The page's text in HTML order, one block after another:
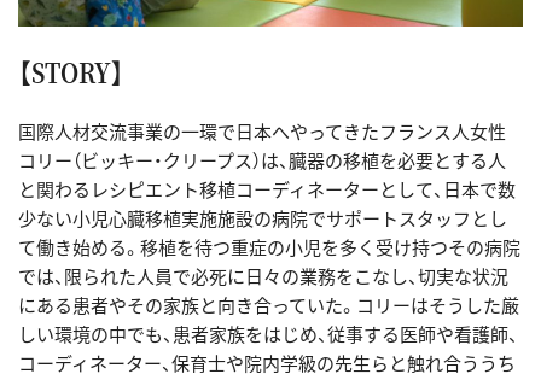
【STORY】
国際人材交流事業の一環で日本へやってきたフランス人女性
コリー（ビッキー・クリープス）は、臓器の移植を必要とする人
と関わるレシピエント移植コーディネーターとして、日本で数
少ない小児心臓移植実施施設の病院でサポートスタッフとし
て働き始める。移植を待つ重症の小児を多く受け持つその病院
では、限られた人員で必死に日々の業務をこなし、切実な状況
にある患者やその家族と向き合っていた。コリーはそうした厳
しい環境の中でも、患者家族をはじめ、従事する医師や看護師、
コーディネーター、保育士や院内学級の先生らと触れ合ううち